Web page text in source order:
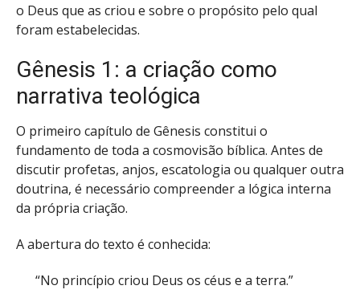
o Deus que as criou e sobre o propósito pelo qual
foram estabelecidas.
Gênesis 1: a criação como
narrativa teológica
O primeiro capítulo de Gênesis constitui o
fundamento de toda a cosmovisão bíblica. Antes de
discutir profetas, anjos, escatologia ou qualquer outra
doutrina, é necessário compreender a lógica interna
da própria criação.
A abertura do texto é conhecida:
“No princípio criou Deus os céus e a terra.”